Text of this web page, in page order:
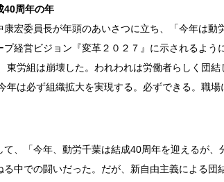
40周年の年
宏委員長が年頭のあいさつに立ち、「今年は動
プ経営ビジョン『変革２０２７』に示されるよう
東労組は崩壊した。われわれは労働者らしく団
年は必ず組織拡大を実現する。必ずできる。職
、「今年、動労千葉は結成40周年を迎えるが、
る中での闘いだった。だが、新自由主義による